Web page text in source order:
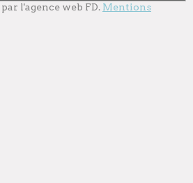
par l'agence web FD. Mentions